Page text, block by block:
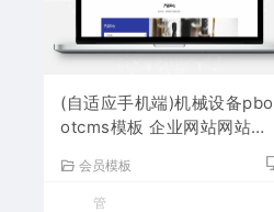
(自适应手机端)机械设备pbo
otcms模板 企业网站网站源
会员模板
管